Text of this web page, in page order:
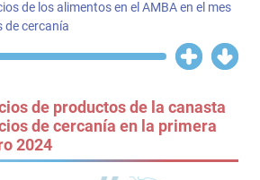
de los alimentos en el AMBA en el mes
de cercanía
de productos de la canasta
de cercanía en la primera
2024